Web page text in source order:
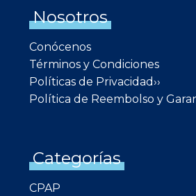
Nosotros
Conócenos
Términos y Condiciones
Políticas de Privacidad››
Política de Reembolso y
Categorías
CPAP